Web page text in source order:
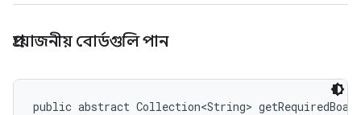
প্রয়োজনীয় বোর্ডগুলি পান
public abstract Collection<String>